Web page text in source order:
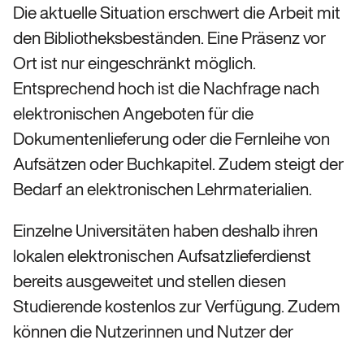
Die aktuelle Situation erschwert die Arbeit mit
den Bibliotheksbeständen. Eine Präsenz vor
Ort ist nur eingeschränkt möglich.
Entsprechend hoch ist die Nachfrage nach
elektronischen Angeboten für die
Dokumentenlieferung oder die Fernleihe von
Aufsätzen oder Buchkapitel. Zudem steigt der
Bedarf an elektronischen Lehrmaterialien.
Einzelne Universitäten haben deshalb ihren
lokalen elektronischen Aufsatzlieferdienst
bereits ausgeweitet und stellen diesen
Studierende kostenlos zur Verfügung. Zudem
können die Nutzerinnen und Nutzer der